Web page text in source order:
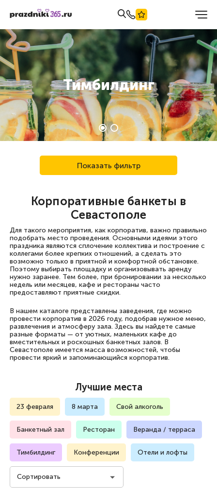
Тимбилдинг
Показать фильтр
Корпоративные банкеты в
Севастополе
Для такого мероприятия, как корпоратив, важно правильно
подобрать место проведения. Основными идеями этого
праздника являются сплочение коллектива и построение с
коллегами более крепких отношений, а сделать это
возможно только в приятной и комфортной обстановке.
Поэтому выбирать площадку и организовывать аренду
нужно заранее. Тем более, при бронировании за несколько
недель или месяцев, кафе и рестораны часто
предоставляют приятные скидки.
В нашем каталоге представлены заведения, где можно
провести корпоратив в 2026 году, подобрав нужное меню,
развлечения и атмосферу зала. Здесь вы найдете самые
разные форматы — от уютных, маленьких кафе до
вместительных и роскошных банкетных залов. В
Севастополе имеется масса возможностей, чтобы
провести яркий и запоминающийся корпоратив.
Лучшие места
23 февраля 8 марта Свой алкоголь
Банкетный зал Ресторан Веранда / терраса
Тимбилдинг Конференции Отели и лофты
Сортировать